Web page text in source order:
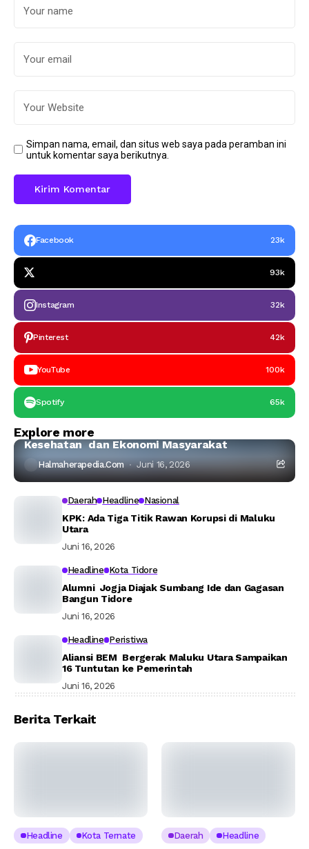
Simpan nama, email, dan situs web saya pada peramban ini
untuk komentar saya berikutnya.
Facebook 23k
93k
Instagram 32k
Pinterest 42k
YouTube 100k
Spotify 65k
Explore more
Ahli IPB:Tambang Nikel di Haltim Ancam Laut,
Kesehatan dan Ekonomi Masyarakat
Halmaherapedia.com Juni 16, 2026
Daerah Headline Nasional
KPK: Ada Tiga Titik Rawan Korupsi di Maluku
Utara
Juni 16, 2026
Headline Kota Tidore
Alumni Jogja Diajak Sumbang Ide dan Gagasan
Bangun Tidore
Juni 16, 2026
Headline Peristiwa
Aliansi BEM Bergerak Maluku Utara Sampaikan
16 Tuntutan ke Pemerintah
Juni 16, 2026
Berita Terkait
Headline Kota Ternate Daerah Headline